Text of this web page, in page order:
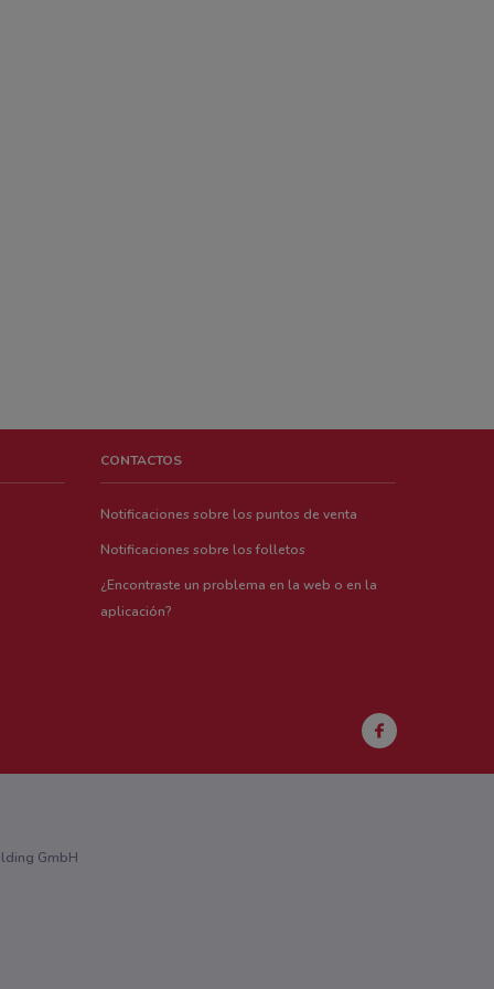
CONTACTOS
Notificaciones sobre los puntos de venta
Notificaciones sobre los folletos
¿Encontraste un problema en la web o en la
aplicación?
GmbH